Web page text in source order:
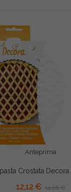
Anteprima
12,12 € 14,26 €